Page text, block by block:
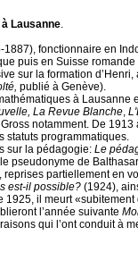
Lausanne.
fonctionnaire en
puis en Suisse
sur la formation
publié à Genève).
à Lausanne
La Revue Blanche,
notamment. De
statuts programmatiques.
sur la pédagogie: Le
pseudonyme de
reprises partiellement en
est-il possible? (1924),
il meurt
l’année suivante
qui l’ont conduit à